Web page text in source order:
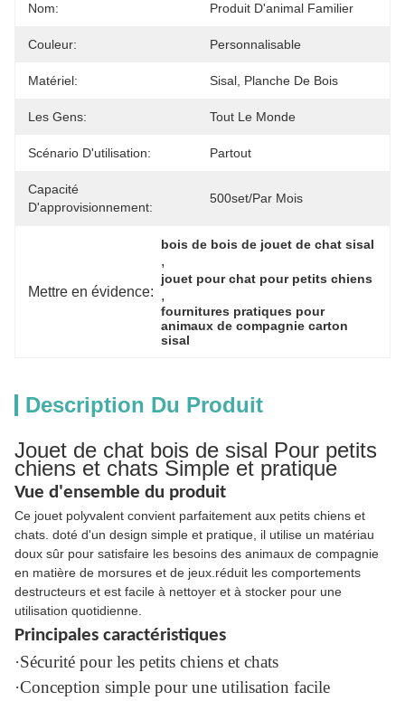
Nom: Produit D'animal Familier
Couleur: Personnalisable
Matériel: Sisal, Planche De Bois
Les Gens: Tout Le Monde
Scénario D'utilisation: Partout
Capacité
D'approvisionnement:
500set/par Mois
Mettre en évidence:
bois de bois de jouet de chat sisal
,
jouet pour chat pour petits chiens
,
fournitures pratiques pour
animaux de compagnie carton
sisal
Description Du Produit
Jouet de chat bois de sisal Pour petits
chiens et chats Simple et pratique
Vue d'ensemble du produit
Ce jouet polyvalent convient parfaitement aux petits chiens et
chats. doté d'un design simple et pratique, il utilise un matériau
doux sûr pour satisfaire les besoins des animaux de compagnie
en matière de morsures et de jeux.réduit les comportements
destructeurs et est facile à nettoyer et à stocker pour une
utilisation quotidienne.
Principales caractéristiques
·Sécurité pour les petits chiens et chats
·Conception simple pour une utilisation facile